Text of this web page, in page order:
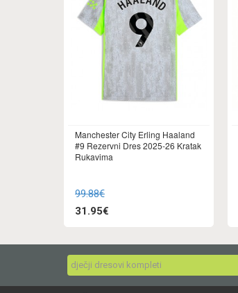
Manchester City Erling Haaland
#9 Rezervni Dres 2025-26 Kratak
Rukavima
99.88€
31.95€
dječji dresovi kompleti